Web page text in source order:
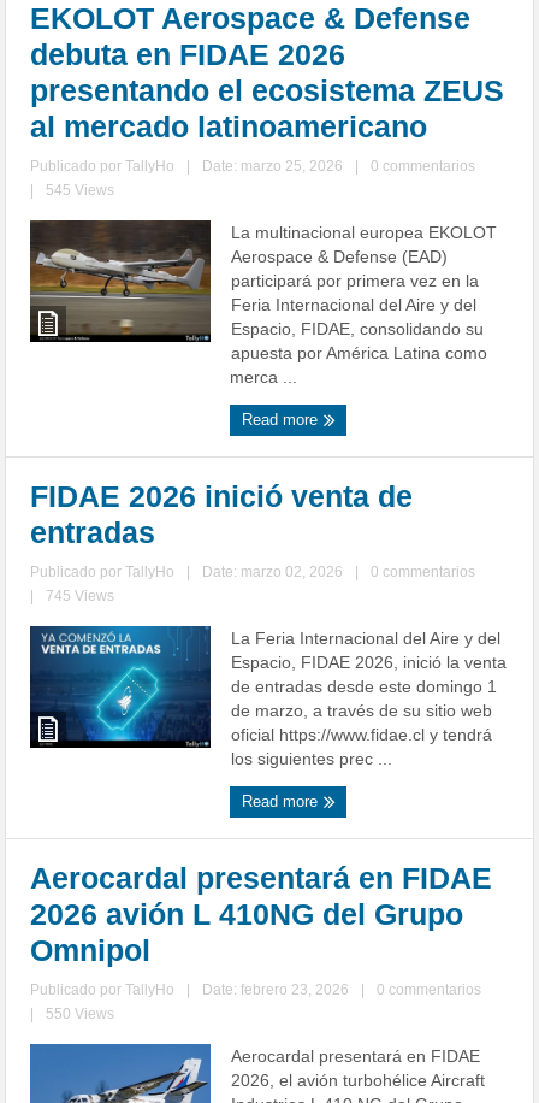
EKOLOT Aerospace & Defense
debuta en FIDAE 2026
presentando el ecosistema ZEUS
al mercado latinoamericano
Publicado porTallyHo Date: marzo 25, 2026
0 commentarios
545 Views
La multinacional europea EKOLOT
Aerospace & Defense (EAD)
participará por primera vez en la
Feria Internacional del Aire y del
Espacio, FIDAE, consolidando su
apuesta por América Latina como
merca ...
Read more
FIDAE 2026 inició venta de
entradas
Publicado porTallyHo Date: marzo 02, 2026
0 commentarios
745 Views
La Feria Internacional del Aire y del
Espacio, FIDAE 2026, inició la venta
de entradas desde este domingo 1
de marzo, a través de su sitio web
oficial https://www.fidae.cl y tendrá
los siguientes prec ...
Read more
Aerocardal presentará en FIDAE
2026 avión L 410NG del Grupo
Omnipol
Publicado porTallyHo Date: febrero 23, 2026
0 commentarios
550 Views
Aerocardal presentará en FIDAE
2026, el avión turbohélice Aircraft